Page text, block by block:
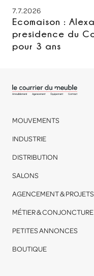
7.7.2026
Ecomaison :
presidence du
pour 3 ans
MOUVEMENTS
INDUSTRIE
DISTRIBUTION
SALONS
AGENCEMENT & PROJETS
MÉTIER & CONJONCTURE
PETITES ANNONCES
BOUTIQUE